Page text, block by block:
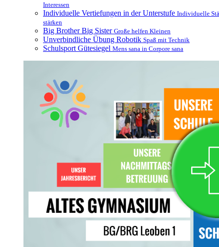
Interessen
Individuelle Vertiefungen in der Unterstufe Individuelle
stärken
Big Brother Big Sister Große helfen Kleinen
Unverbindliche Übung Robotik Spaß mit Technik
Schulsport Gütesiegel Mens sana in Corpore sana